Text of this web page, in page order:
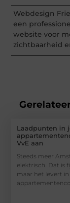
Webdesign
een
website voor
zichtbaarheid
Laadpunten in
VvE aan
Steeds meer
elektrisch. Dat is
maar het levert in